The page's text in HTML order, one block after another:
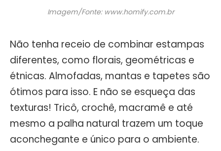
Imagem/Fonte: www.homify.com.br
Não tenha receio de combinar estampas
diferentes, como florais, geométricas e
étnicas. Almofadas, mantas e tapetes são
ótimos para isso. E não se esqueça das
texturas! Tricô, crochê, macramê e até
mesmo a palha natural trazem um toque
aconchegante e único para o ambiente.